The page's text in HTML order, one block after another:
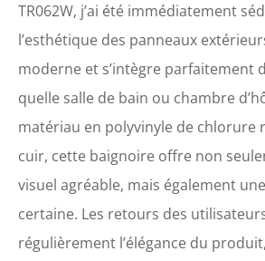
TR062W, j’ai été immédiatement
l’esthétique des panneaux
moderne et s’intègre parfaitement
quelle salle de bain ou chambre
matériau en polyvinyle de chlorure
cuir, cette baignoire offre non
visuel agréable, mais également
certaine. Les retours des
régulièrement l’élégance du